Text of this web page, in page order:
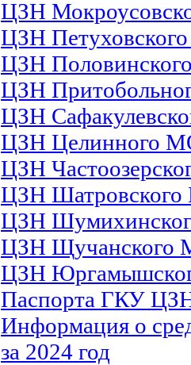
ЦЗН
ЦЗН
ЦЗН
ЦЗН
ЦЗН
ЦЗН Целинного
ЦЗН
ЦЗН
ЦЗН
ЦЗН Щучанского
ЦЗН
Паспорта ГКУ
Информация о
за 2024 год